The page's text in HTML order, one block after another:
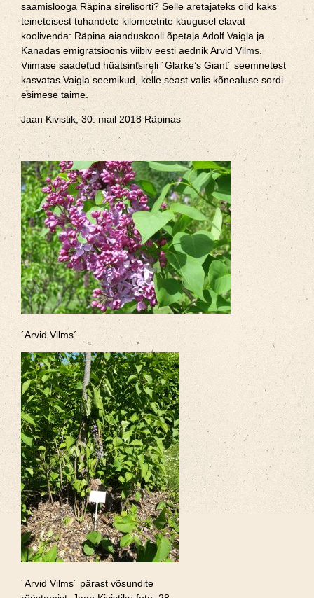
saamislooga Räpina sirelisorti? Selle aretajateks olid kaks
teineteisest tuhandete kilomeetrite kaugusel elavat
koolivenda: Räpina aianduskooli õpetaja Adolf Vaigla ja
Kanadas emigratsioonis viibiv eesti aednik Arvid Vilms.
Viimase saadetud hüatsintsireli ´Glarke’s Giant´ seemnetest
kasvatas Vaigla seemikud, kelle seast valis kõnealuse sordi
esimese taime.
Jaan Kivistik, 30. mail 2018 Räpinas
´Arvid Vilms´
´Arvid Vilms´ pärast võsundite